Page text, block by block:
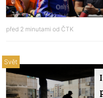
před 2 minutami od ČTK
Svět